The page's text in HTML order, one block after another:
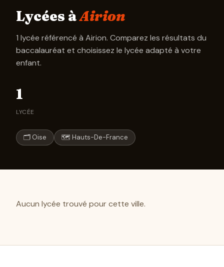
Lycées àAirion
1 lycée référencé à Airion. Comparez les résultats du
baccalauréat et choisissez le lycée adapté à votre
enfant.
1
LYCÉE
🗂 Oise 🗺 Hauts-De-France
Aucun lycée trouvé pour cette ville.